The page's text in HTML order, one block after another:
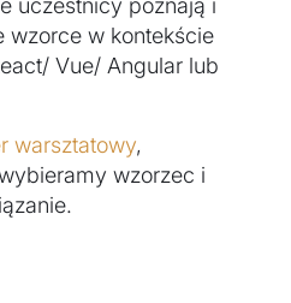
uczestnicy poznają i
wzorce w kontekście
Vue/ Angular lub
warsztatowy,
wzorzec i